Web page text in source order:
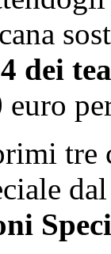
dei
tre